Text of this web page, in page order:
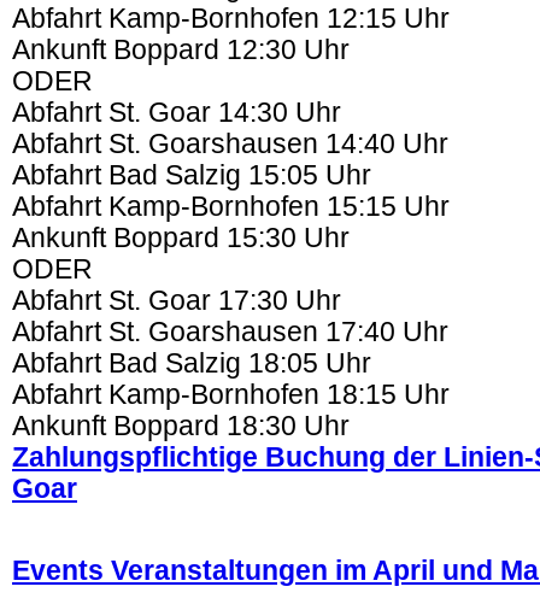
Abfahrt Kamp-Bornhofen 12:15 Uhr
Ankunft Boppard 12:30 Uhr
ODER
Abfahrt St. Goar 14:30 Uhr
Abfahrt St. Goarshausen 14:40 Uhr
Abfahrt Bad Salzig 15:05 Uhr
Abfahrt Kamp-Bornhofen 15:15 Uhr
Ankunft Boppard 15:30 Uhr
ODER
Abfahrt St. Goar 17:30 Uhr
Abfahrt St. Goarshausen 17:40 Uhr
Abfahrt Bad Salzig 18:05 Uhr
Abfahrt Kamp-Bornhofen 18:15 Uhr
Ankunft Boppard 18:30 Uhr
Zahlungspflichtige Buchung der
Goar
Events Veranstaltungen im April und